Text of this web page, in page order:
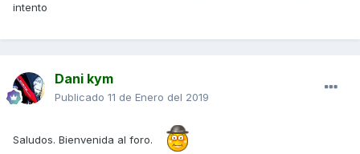
intento
Dani kym
Publicado 11 de Enero del 2019
Saludos. Bienvenida al foro.